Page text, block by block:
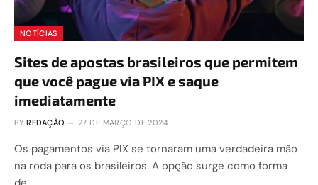
NOTÍCIAS
Sites de apostas brasileiros que permitem
que você pague via PIX e saque
imediatamente
BY REDAÇÃO 27 DE MARÇO DE 2024
Os pagamentos via PIX se tornaram uma verdadeira mão
na roda para os brasileiros. A opção surge como forma